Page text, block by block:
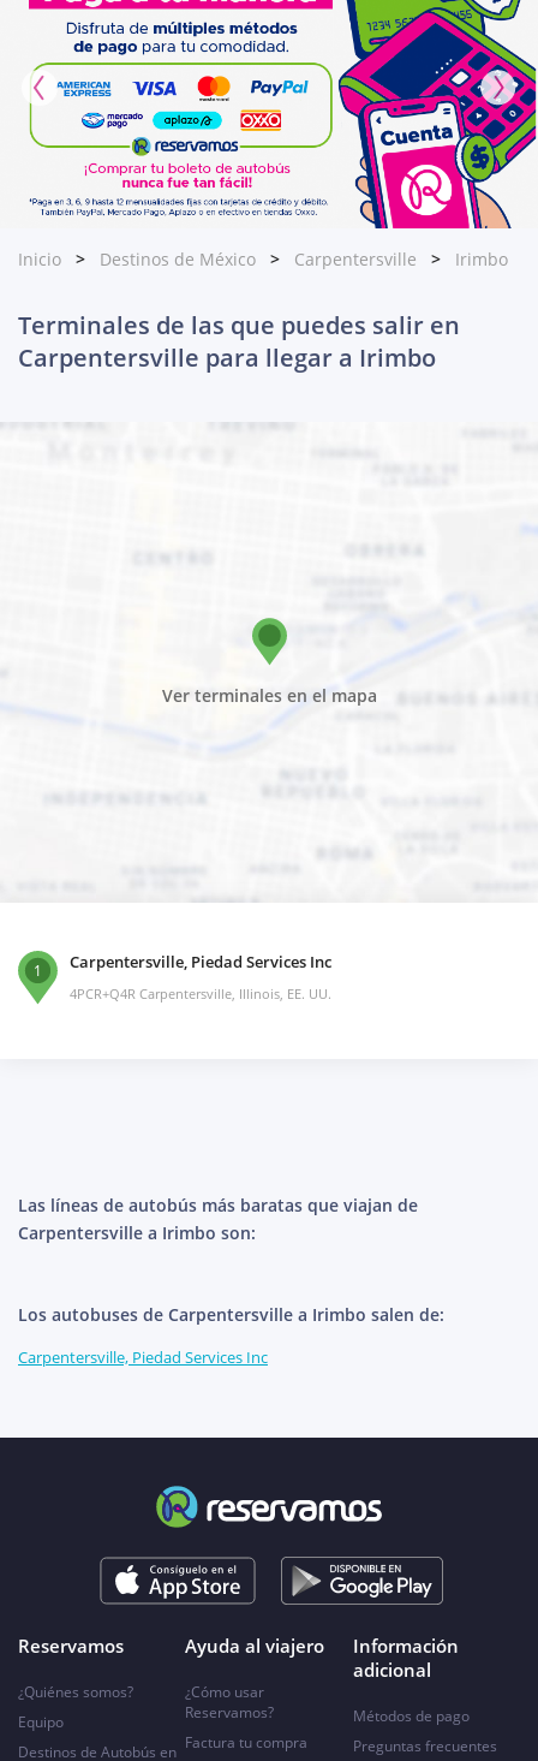
Inicio Destinos de México Carpentersville Irimbo
Terminales de las que puedes salir en
Carpentersville para llegar a Irimbo
Ver terminales en el mapa
1 Carpentersville, Piedad Services Inc
4PCR+Q4R Carpentersville, Illinois, EE. UU.
Las líneas de autobús más baratas que viajan de
Carpentersville a Irimbo son:
Los autobuses de Carpentersville a Irimbo salen de:
Carpentersville, Piedad Services Inc
Reservamos
¿Quiénes somos?
Equipo
Destinos de Autobús en
Ayuda al viajero
¿Cómo usar
Reservamos?
Factura tu compra
Información
adicional
Métodos de pago
Preguntas frecuentes